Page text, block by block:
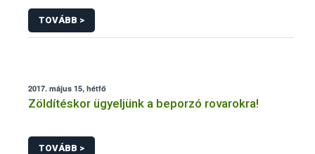
forgalomból a NÉBIH
TOVÁBB >
2017. május 15, hétfő
Zöldítéskor ügyeljünk a beporzó rovarokra!
TOVÁBB >